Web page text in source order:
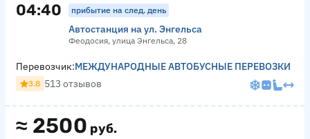
04:40 прибытие на след. день
Автостанция на ул. Энгельса
Феодосия, улица Энгельса, 28
≈ 2500 руб.
Перевозчик:МЕЖДУНАРОДНЫЕ АВТОБУСНЫЕ ПЕРЕВОЗКИ
3.8 513 отзывов